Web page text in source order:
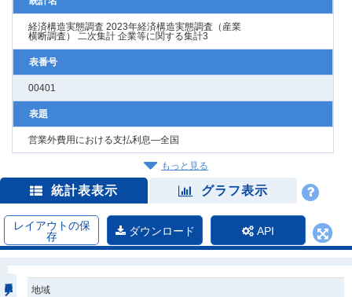
経済構造実態調査 2023年経済構造実態調査（産業
横断調査） 二次集計 企業等に関する集計3
表番号
00401
表題
営業外費用における支払利息―全国
もっと見る
統計表表示 グラフ表示
レイアウトの保
存
ダウンロード API
地域